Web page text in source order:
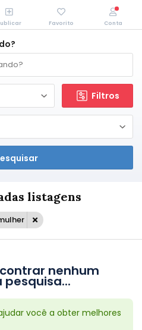
Filtros
listagens
nenhum
você a obter melhores
Favorito Conta